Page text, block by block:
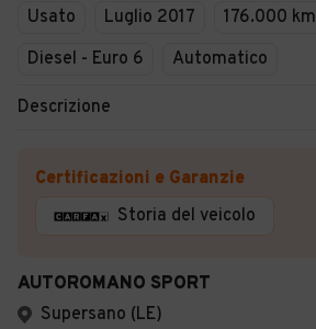
Usato Luglio 2017
176.000 km
Diesel - Euro 6
Automatico
Descrizione
Certificazioni e Garanzie
Storia del veicolo
AUTOROMANO SPORT
Supersano (LE)